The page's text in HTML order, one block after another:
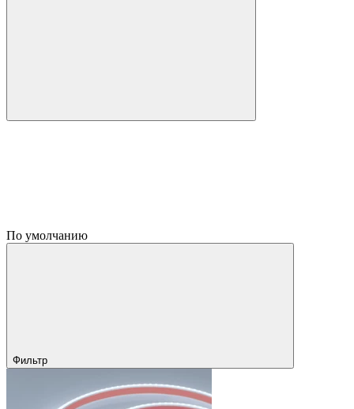
По умолчанию
Фильтр